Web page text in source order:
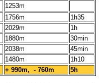
1253m
1756m
1h35
2029m
1h
1880m
30min
2038m
45min
1480m
1h10
+ 990m, - 760m 5h